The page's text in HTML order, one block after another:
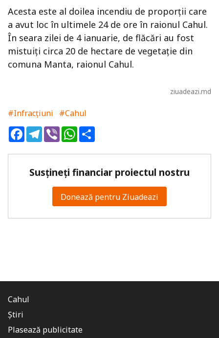
Acesta este al doilea incendiu de proporții care
a avut loc în ultimele 24 de ore în raionul Cahul.
În seara zilei de 4 ianuarie, de flăcări au fost
mistuiți circa 20 de hectare de vegetație din
comuna Manta, raionul Cahul.
ziuadeazi.md
#Infracțiuni
#Cahul
FacebookTelegram
ViberWhatsApp
Susțineți financiar proiectul nostru
Donează pentru Ziuadeazi
Cahul
Știri
Plasează publicitate